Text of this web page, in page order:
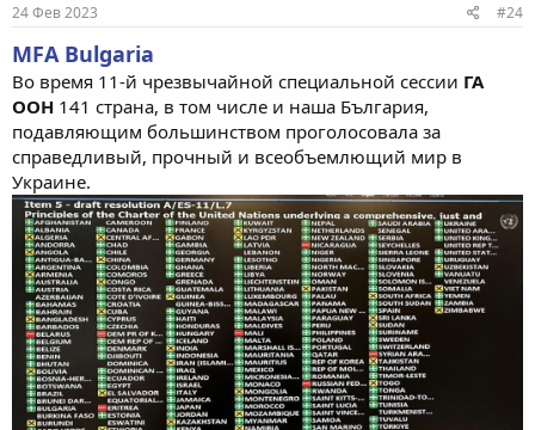
24 Фев 2023 #24
MFA Bulgaria
Во время 11-й чрезвычайной специальной сессии ГА
ООН 141 страна, в том числе и наша България,
подавляющим большинством проголосовала за
справедливый, прочный и всеобъемлющий мир в
Украине.